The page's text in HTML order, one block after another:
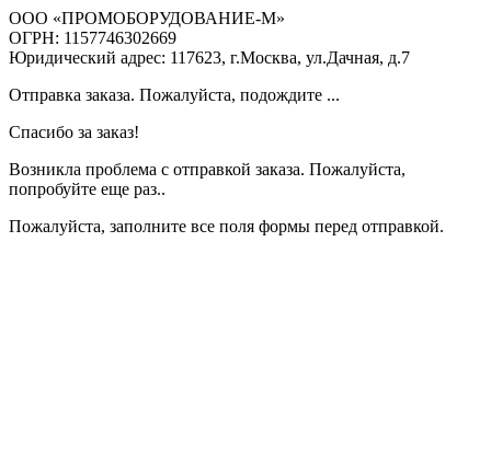
ООО «ПРОМОБОРУДОВАНИЕ-М»
ОГРН: 1157746302669
Юридический адрес: 117623, г.Москва, ул.Дачная, д.7
Отправка заказа. Пожалуйста, подождите ...
Спасибо за заказ!
Возникла проблема с отправкой заказа. Пожалуйста,
попробуйте еще раз..
Пожалуйста, заполните все поля формы перед отправкой.